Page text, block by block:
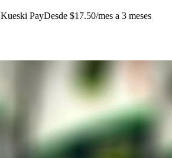
Kueski PayDesde $17.50/mes a 3 meses